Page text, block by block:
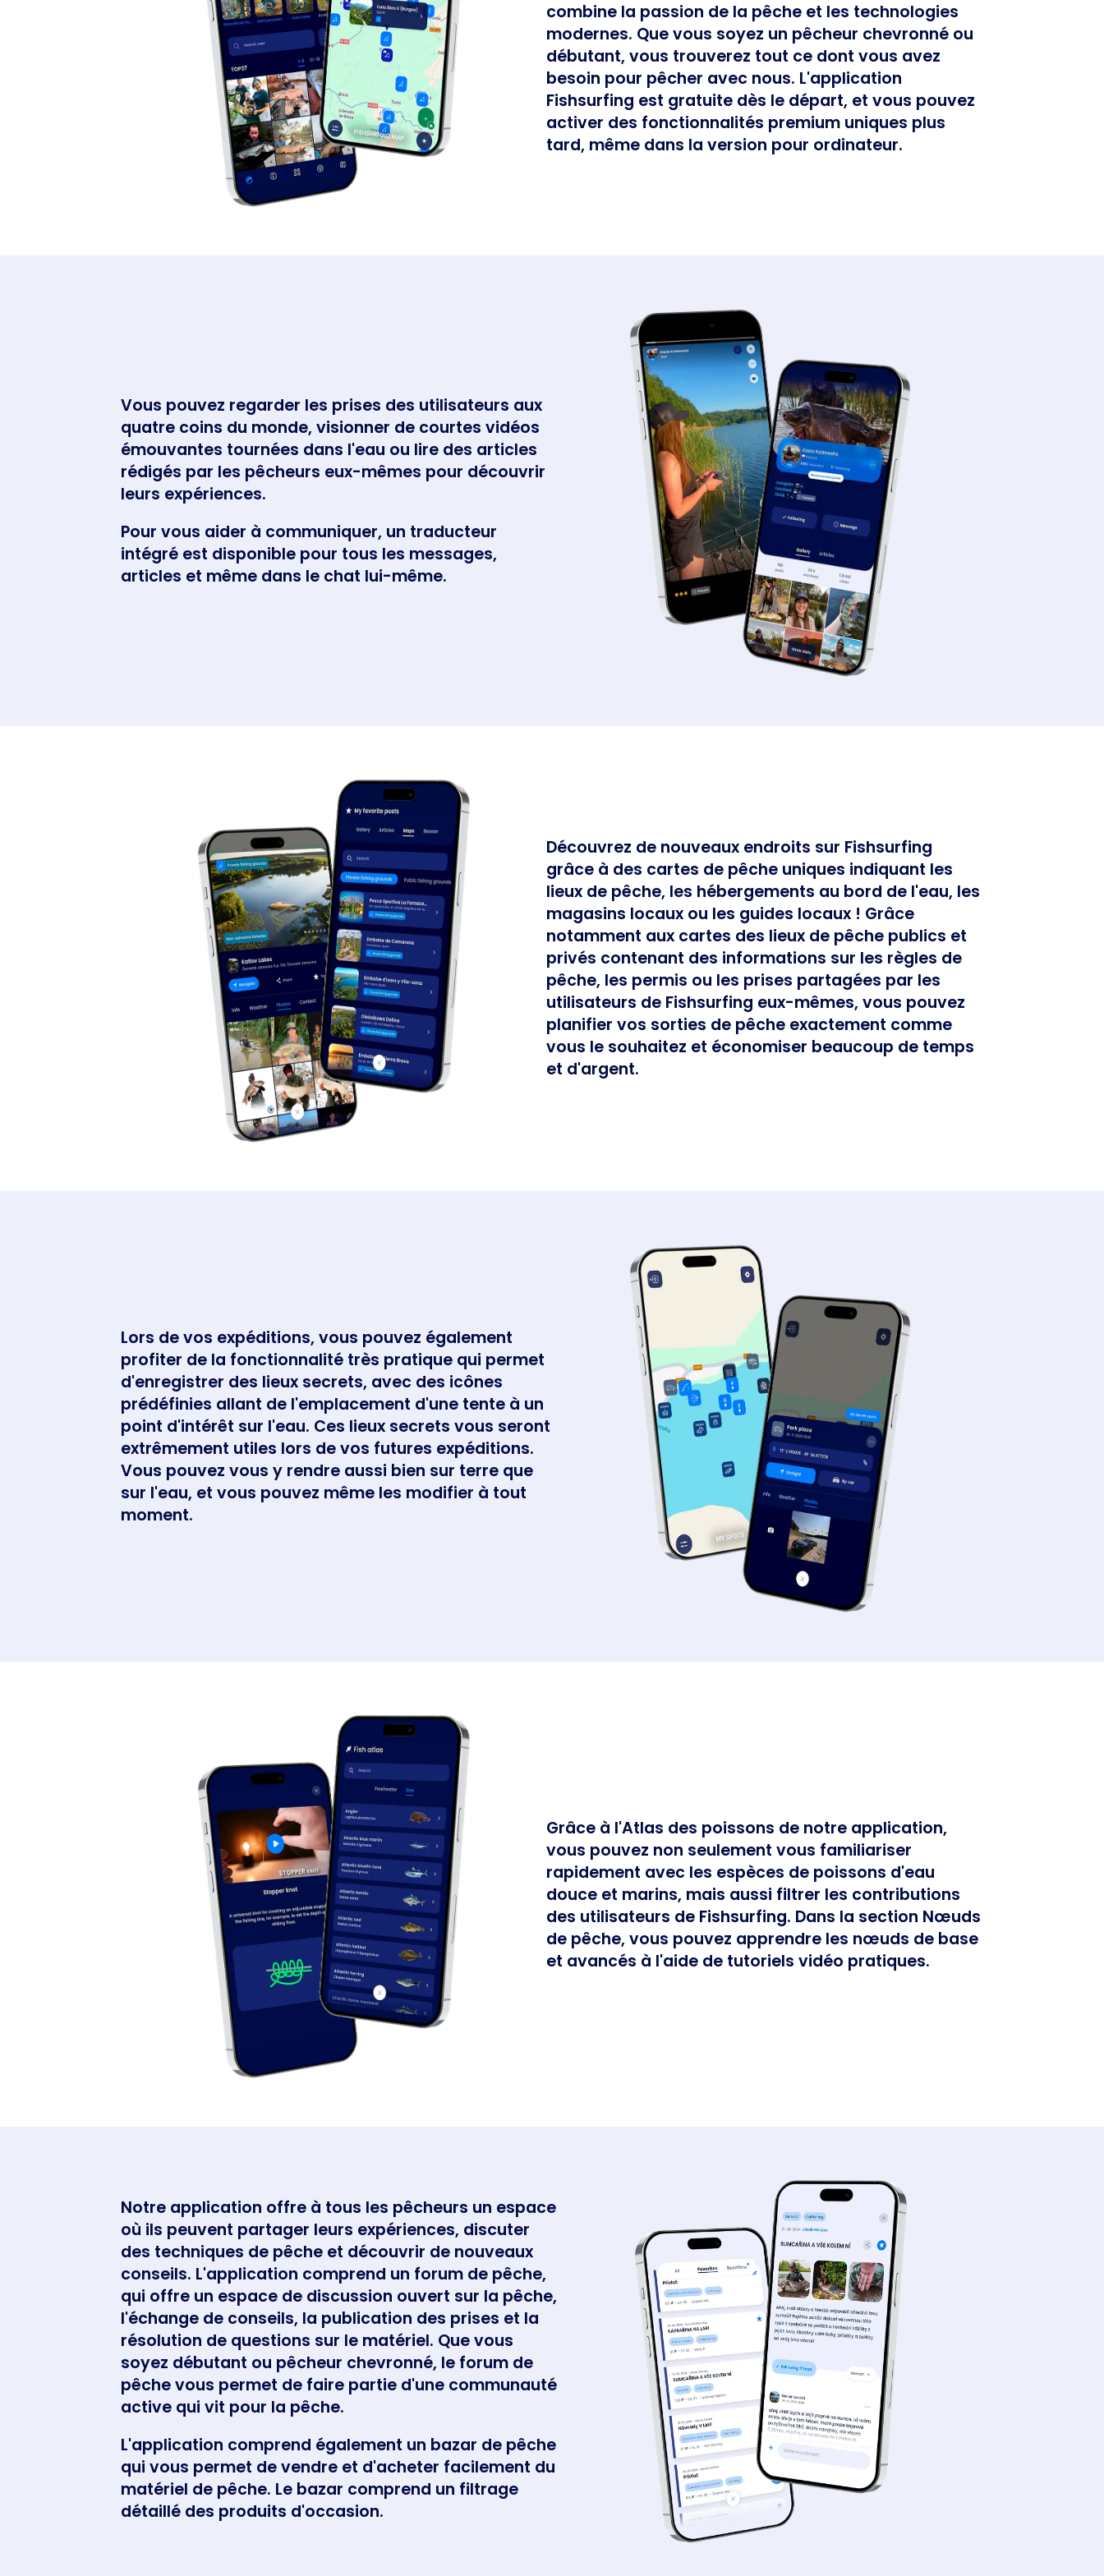
Business
combine la passion de la pêche et les technologies
modernes. Que vous soyez un pêcheur chevronné ou
débutant, vous trouverez tout ce dont vous avez
besoin pour pêcher avec nous. L'application
Fishsurfing est gratuite dès le départ, et vous pouvez
activer des fonctionnalités premium uniques plus
tard, même dans la version pour ordinateur.
Vous pouvez regarder les prises des utilisateurs aux
quatre coins du monde, visionner de courtes vidéos
émouvantes tournées dans l'eau ou lire des articles
rédigés par les pêcheurs eux-mêmes pour découvrir
leurs expériences.
Pour vous aider à communiquer, un traducteur
intégré est disponible pour tous les messages,
articles et même dans le chat lui-même.
Découvrez de nouveaux endroits sur Fishsurfing
grâce à des cartes de pêche uniques indiquant les
lieux de pêche, les hébergements au bord de l'eau, les
magasins locaux ou les guides locaux ! Grâce
notamment aux cartes des lieux de pêche publics et
privés contenant des informations sur les règles de
pêche, les permis ou les prises partagées par les
utilisateurs de Fishsurfing eux-mêmes, vous pouvez
planifier vos sorties de pêche exactement comme
vous le souhaitez et économiser beaucoup de temps
et d'argent.
Lors de vos expéditions, vous pouvez également
profiter de la fonctionnalité très pratique qui permet
d'enregistrer des lieux secrets, avec des icônes
prédéfinies allant de l'emplacement d'une tente à un
point d'intérêt sur l'eau. Ces lieux secrets vous seront
extrêmement utiles lors de vos futures expéditions.
Vous pouvez vous y rendre aussi bien sur terre que
sur l'eau, et vous pouvez même les modifier à tout
moment.
Grâce à l'Atlas des poissons de notre application,
vous pouvez non seulement vous familiariser
rapidement avec les espèces de poissons d'eau
douce et marins, mais aussi filtrer les contributions
des utilisateurs de Fishsurfing. Dans la section Nœuds
de pêche, vous pouvez apprendre les nœuds de base
et avancés à l'aide de tutoriels vidéo pratiques.
Notre application offre à tous les pêcheurs un espace
où ils peuvent partager leurs expériences, discuter
des techniques de pêche et découvrir de nouveaux
conseils. L'application comprend un forum de pêche,
qui offre un espace de discussion ouvert sur la pêche,
l'échange de conseils, la publication des prises et la
résolution de questions sur le matériel. Que vous
soyez débutant ou pêcheur chevronné, le forum de
pêche vous permet de faire partie d'une communauté
active qui vit pour la pêche.
L'application comprend également un bazar de pêche
qui vous permet de vendre et d'acheter facilement du
matériel de pêche. Le bazar comprend un filtrage
détaillé des produits d'occasion.